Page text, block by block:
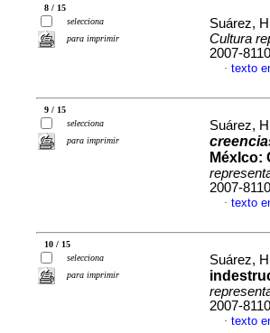
8 / 15
selecciona
para imprimir
Suárez,
Cultura
2007-8110
· texto
9 / 15
selecciona
para imprimir
Suárez,
MéxIco:
2007-8110
· texto
10 / 15
selecciona
para imprimir
Suárez,
2007-8110
· texto